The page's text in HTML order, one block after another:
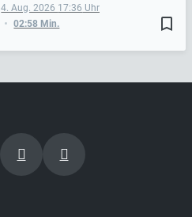
bookmark_border
4. Aug. 2026 17:36
02:58 Min.